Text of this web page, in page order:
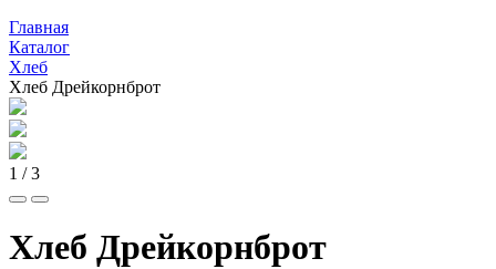
Главная
Каталог
Хлеб
Хлеб Дрейкорнброт
1 / 3
Хлеб Дрейкорнброт